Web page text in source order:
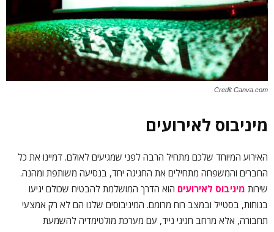
Credit Canva.com
מיניבוס לאירועים
האירוע המיוחד שלכם מתחיל הרבה לפני שמגיעים לאולם. דמיינו את כל
החברים והמשפחה מתחילים את החגיגה יחד, בנסיעה משותפת ומהנה.
שירות מיניבוס לאירועים הוא הדרך המושלמת להבטיח שכולם יגיעו
בנוחות, בסטייל ובמצב רוח מרומם. המיניבוסים שלנו הם לא רק אמצעי
תחבורה, אלא מרחב חגיגי נייד, עם מערכת מולטימדיה להשמעת